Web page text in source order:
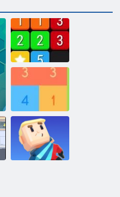
Iegūt 10